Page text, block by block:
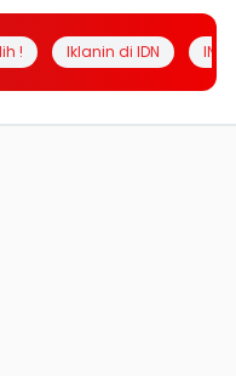
! Iklanin di IDN